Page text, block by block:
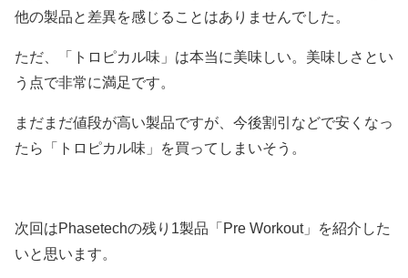
他の製品と差異を感じることはありませんでした。
ただ、「トロピカル味」は本当に美味しい。美味しさとい
う点で非常に満足です。
まだまだ値段が高い製品ですが、今後割引などで安くなっ
たら「トロピカル味」を買ってしまいそう。
次回はPhasetechの残り1製品「Pre Workout」を紹介した
いと思います。